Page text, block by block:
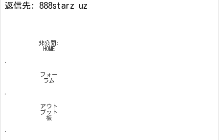
返信先: 888starz uz
非公開:
HOME
›
フォー
ラム
›
アウト
プット
板
›